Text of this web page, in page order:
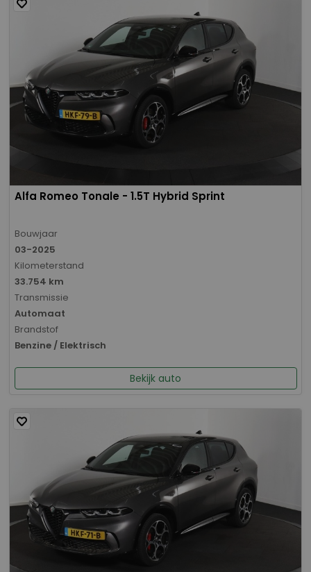
Alfa Romeo Tonale - 1.5T Hybrid Sprint
Bouwjaar
03-2025
Kilometerstand
33.754 km
Transmissie
Automaat
Brandstof
Benzine / Elektrisch
Bekijk auto